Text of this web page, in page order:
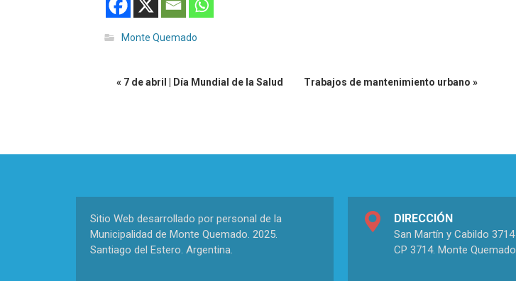
Monte Quemado
« 7 de abril | Día Mundial de la Salud Trabajos de mantenimiento urbano »
Sitio Web desarrollado por personal de la
Municipalidad de Monte Quemado. 2025.
Santiago del Estero. Argentina.
DIRECCIÓN
San Martín y Cabildo 3714
CP 3714. Monte Quemado